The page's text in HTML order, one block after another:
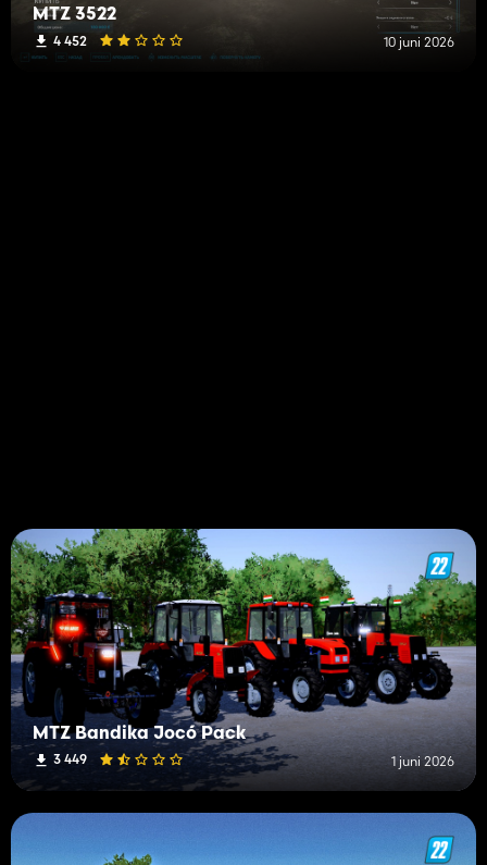
MTZ 3522
4 452 10 juni 2026
MTZ Bandika Jocó Pack
3 449 1 juni 2026